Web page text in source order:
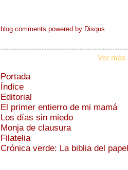
blog comments powered by Disqus
Ver más
Portada
Índice
Editorial
El primer entierro de mi mamá
Los días sin miedo
Monja de clausura
Filatelia
Crónica verde: La biblia del papel